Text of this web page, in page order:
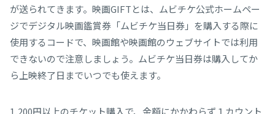
が送られてきます。映画GIFTとは、ムビチケ公式ホームペー
ジでデジタル映画鑑賞券「ムビチケ当日券」を購入する際に
使用するコードで、映画館や映画館のウェブサイトでは利用
できないので注意しましょう。ムビチケ当日券は購入してか
ら上映終了日までいつでも使えます。
1,200円以上のチケット購入で、金額にかかわらず１カウント